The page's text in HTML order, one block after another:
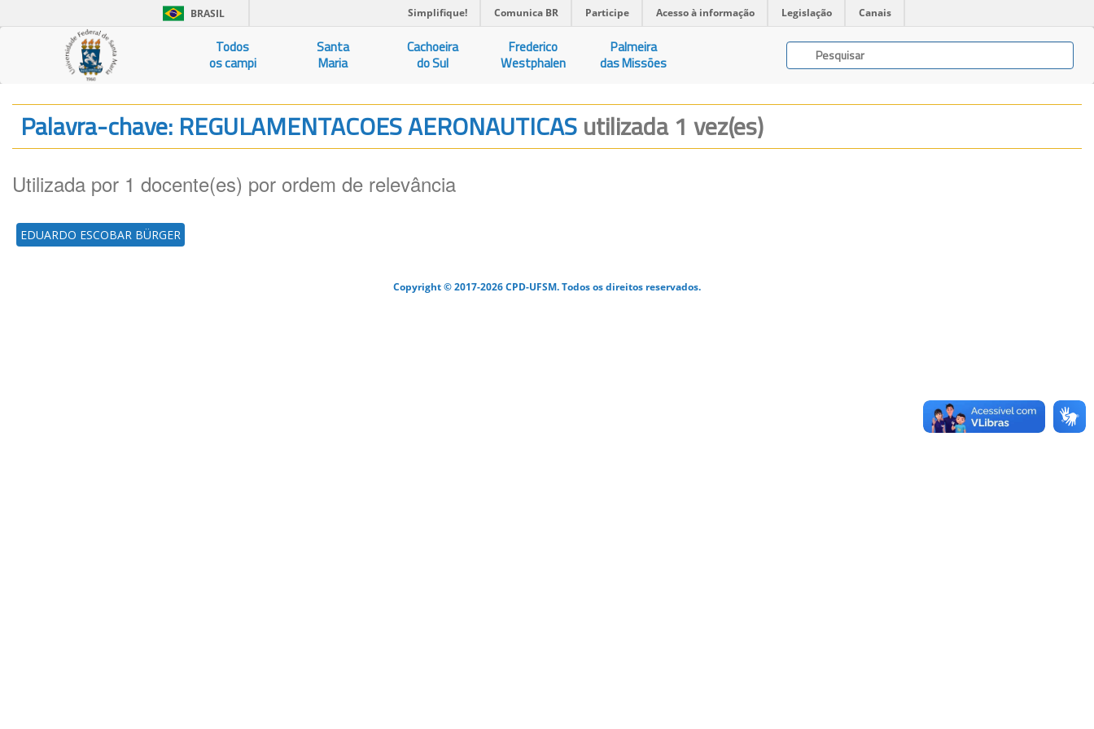
BRASIL Simplifique! Comunica BR Participe Acesso à informação Legislação Canais
Todos
os campi
Santa
Maria
Cachoeira
do Sul
Frederico
Westphalen
Palmeira
das Missões
Palavra-chave: REGULAMENTACOES AERONAUTICASutilizada 1 vez(es)
Utilizada por 1 docente(es) por ordem de relevância
EDUARDO ESCOBAR BÜRGER
Copyright © 2017-2026 CPD-UFSM. Todos os direitos reservados.